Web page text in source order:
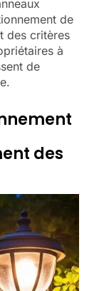
de
des critères
à
de
des